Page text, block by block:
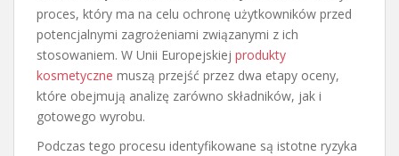
proces, który ma na celu ochronę użytkowników przed
potencjalnymi zagrożeniami związanymi z ich
stosowaniem. W Unii Europejskiej produkty
kosmetyczne muszą przejść przez dwa etapy oceny,
które obejmują analizę zarówno składników, jak i
gotowego wyrobu.
Podczas tego procesu identyfikowane są istotne ryzyka